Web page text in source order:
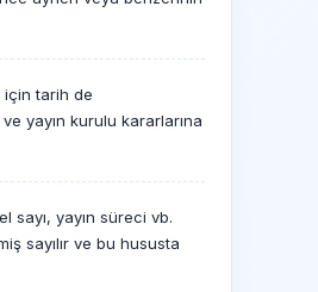
için tarih de
yayın kurulu kararlarına
sayı, yayın süreci vb.
sayılır ve bu hususta